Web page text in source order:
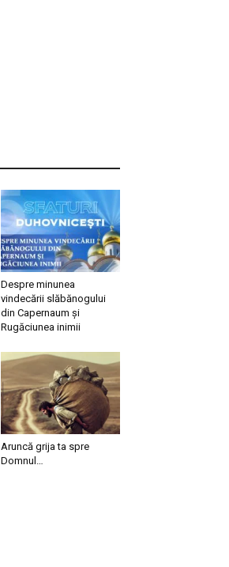
Despre minunea
vindecării slăbănogului
din Capernaum și
Rugăciunea inimii
Aruncă grija ta spre
Domnul…